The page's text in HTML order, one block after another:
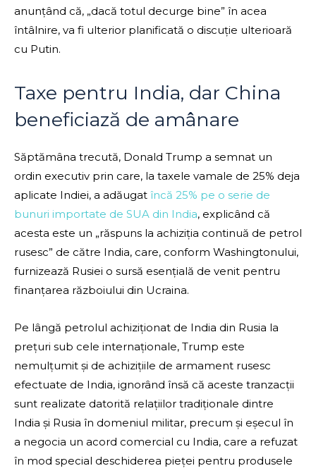
anunțând că, „dacă totul decurge bine” în acea
întâlnire, va fi ulterior planificată o discuție ulterioară
cu Putin.
Taxe pentru India, dar China
beneficiază de amânare
Săptămâna trecută, Donald Trump a semnat un
ordin executiv prin care, la taxele vamale de 25% deja
aplicate Indiei, a adăugat încă 25% pe o serie de
bunuri importate de SUA din India, explicând că
acesta este un „răspuns la achiziția continuă de petrol
rusesc” de către India, care, conform Washingtonului,
furnizează Rusiei o sursă esențială de venit pentru
finanțarea războiului din Ucraina.
Pe lângă petrolul achiziționat de India din Rusia la
prețuri sub cele internaționale, Trump este
nemulțumit și de achizițiile de armament rusesc
efectuate de India, ignorând însă că aceste tranzacții
sunt realizate datorită relațiilor tradiționale dintre
India și Rusia în domeniul militar, precum și eșecul în
a negocia un acord comercial cu India, care a refuzat
în mod special deschiderea pieței pentru produsele